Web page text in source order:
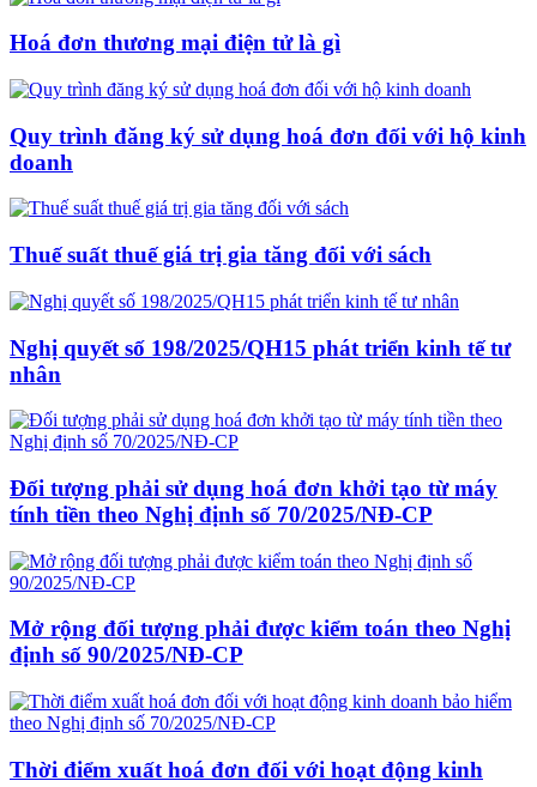
Hoá đơn thương mại điện tử là gì
Quy trình đăng ký sử dụng hoá đơn đối với hộ kinh
doanh
Thuế suất thuế giá trị gia tăng đối với sách
Nghị quyết số 198/2025/QH15 phát triển kinh tế tư
nhân
Đối tượng phải sử dụng hoá đơn khởi tạo từ máy
tính tiền theo Nghị định số 70/2025/NĐ-CP
Mở rộng đối tượng phải được kiểm toán theo Nghị
định số 90/2025/NĐ-CP
Thời điểm xuất hoá đơn đối với hoạt động kinh